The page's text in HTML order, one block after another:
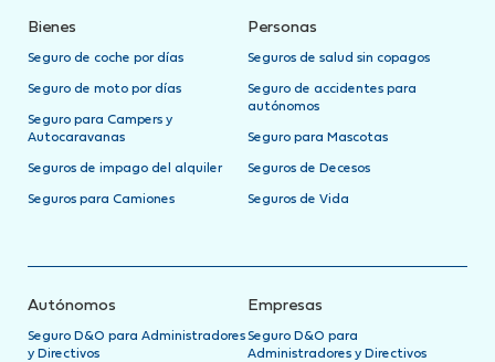
Bienes
Seguro de coche por días
Seguro de moto por días
Seguro para Campers y
Autocaravanas
Seguros de impago del alquiler
Seguros para Camiones
Personas
Seguros de salud sin copagos
Seguro de accidentes para
autónomos
Seguro para Mascotas
Seguros de Decesos
Seguros de Vida
Autónomos
Seguro D&O para Administradores
y Directivos
Empresas
Seguro D&O para
Administradores y Directivos